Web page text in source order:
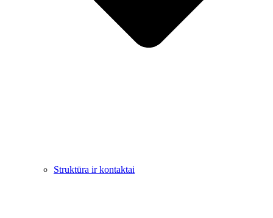
Struktūra ir kontaktai